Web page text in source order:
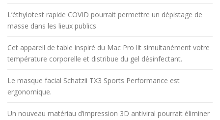
L’éthylotest rapide COVID pourrait permettre un dépistage de
masse dans les lieux publics
Cet appareil de table inspiré du Mac Pro lit simultanément votre
température corporelle et distribue du gel désinfectant.
Le masque facial Schatzii TX3 Sports Performance est
ergonomique.
Un nouveau matériau d’impression 3D antiviral pourrait éliminer